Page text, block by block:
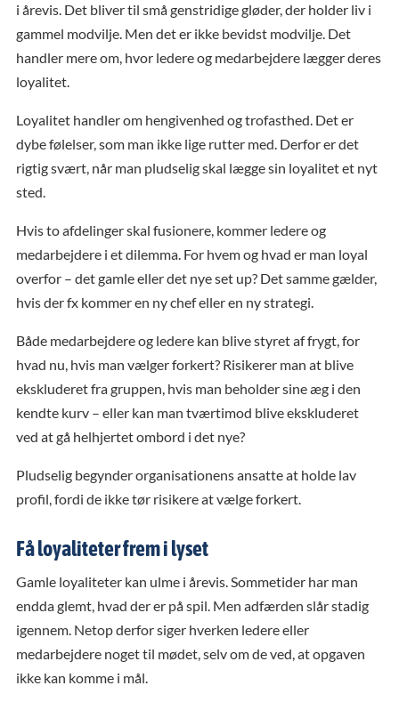
i årevis. Det bliver til små genstridige gløder, der holder liv i
gammel modvilje. Men det er ikke bevidst modvilje. Det
handler mere om, hvor ledere og medarbejdere lægger deres
loyalitet.
Loyalitet handler om hengivenhed og trofasthed. Det er
dybe følelser, som man ikke lige rutter med. Derfor er det
rigtig svært, når man pludselig skal lægge sin loyalitet et nyt
sted.
Hvis to afdelinger skal fusionere, kommer ledere og
medarbejdere i et dilemma. For hvem og hvad er man loyal
overfor – det gamle eller det nye set up? Det samme gælder,
hvis der fx kommer en ny chef eller en ny strategi.
Både medarbejdere og ledere kan blive styret af frygt, for
hvad nu, hvis man vælger forkert? Risikerer man at blive
ekskluderet fra gruppen, hvis man beholder sine æg i den
kendte kurv – eller kan man tværtimod blive ekskluderet
ved at gå helhjertet ombord i det nye?
Pludselig begynder organisationens ansatte at holde lav
profil, fordi de ikke tør risikere at vælge forkert.
Få loyaliteter frem i lyset
Gamle loyaliteter kan ulme i årevis. Sommetider har man
endda glemt, hvad der er på spil. Men adfærden slår stadig
igennem. Netop derfor siger hverken ledere eller
medarbejdere noget til mødet, selv om de ved, at opgaven
ikke kan komme i mål.